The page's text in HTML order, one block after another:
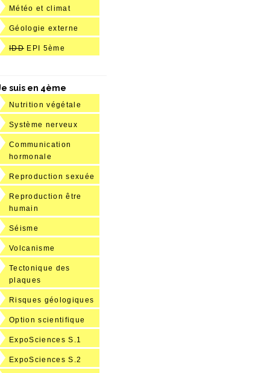
Météo et climat
Géologie externe
IDD EPI 5ème
suis en 4ème
Nutrition végétale
Système nerveux
Communication
hormonale
Reproduction sexuée
Reproduction être
humain
Séisme
Volcanisme
Tectonique des
plaques
Risques géologiques
Option scientifique
ExpoSciences S.1
ExpoSciences S.2